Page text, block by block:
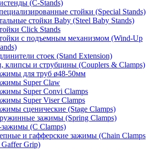
(C-Stands)
стойки (Special Stands)
стойки Baby (Steel Baby Stands)
Click Stands
с подъемным механизмом (Wind-Up
стоек (Stand Extension)
клипсы и струбцины (Couplers & Clamps)
для труб ø48-50мм
Super Claw
Super Convi Clamps
Super Viser Clamps
сценические (Stage Clamps)
зажимы (Spring Clamps)
(C Clamps)
и гафферские зажимы (Chain Clamps
Grip)